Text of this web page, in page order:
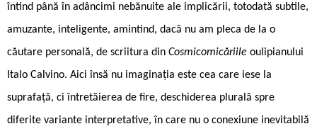
întind până în adâncimi nebănuite ale implicării, totodată subtile,
amuzante, inteligente, amintind, dacă nu am pleca de la o
căutare personală, de scriitura din Cosmicomicăriile oulipianului
Italo Calvino. Aici însă nu imaginația este cea care iese la
suprafață, ci întretăierea de fire, deschiderea plurală spre
diferite variante interpretative, în care nu o conexiune inevitabilă